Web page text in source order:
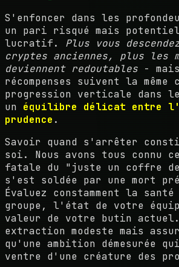
S'enfoncer dans les
un pari risqué mais
lucratif. Plus vous
cryptes anciennes, plus les
deviennent redoutables -
récompenses suivent la même
progression verticale dans
un équilibre délicat entre
prudence .
Savoir quand s'arrêter
soi. Nous avons tous connu
fatale du "juste un coffre
s'est soldée par une mort
Évaluez constamment la
groupe, l'état de votre
valeur de votre butin
extraction modeste mais
qu'une ambition démesurée
ventre d'une créature des